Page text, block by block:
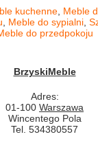
kuchenne, Meble
, Meble do sypialni,
do przedpokoju
BrzyskiMeble
Adres:
01-100 Warszawa
Wincentego Pola
Tel. 534380557